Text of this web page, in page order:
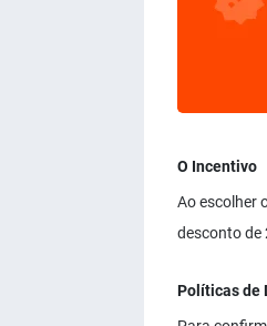
O Incentivo
Ao escolher
desconto de
Políticas de